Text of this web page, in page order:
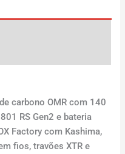
carbono OMR com 140
RS Gen2 e bateria
Factory com Kashima,
fios, travões XTR e